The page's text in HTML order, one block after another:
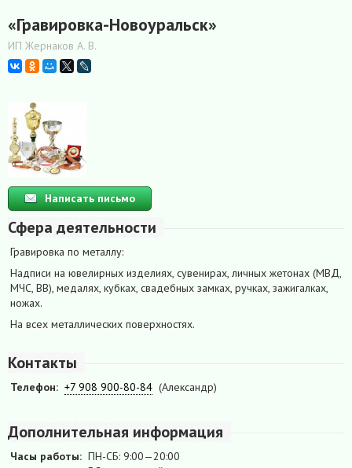
«Гравировка-Новоуральск»
ИП Жернаков А. В.
Написать письмо
Сфера деятельности
Гравировка по металлу:
Надписи на ювелирных изделиях, сувенирах, личных жетонах (МВД,
МЧС, ВВ), медалях, кубках, свадебных замках, ручках, зажигалках,
ножах.
На всех металлических поверхностях.
Контакты
Телефон: +7 908 900-80-84 (Александр)
Дополнительная информация
Часы работы: ПН-СБ: 9:00—20:00